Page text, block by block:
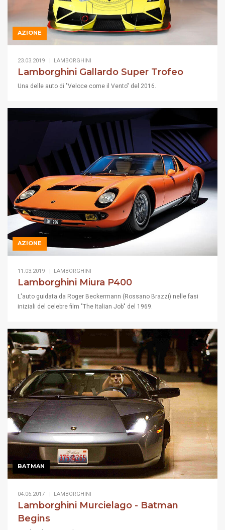
AZIONE
23.03.2019 | LAMBORGHINI
Lamborghini Gallardo Super Trofeo
Una delle auto di "Veloce come il Vento" del 2016.
AZIONE
11.03.2019 | LAMBORGHINI
Lamborghini Miura P400
L'auto guidata da Roger Beckermann (Rossano Brazzi) nelle fasi
iniziali del celebre film "The Italian Job" del 1969.
BATMAN
04.06.2017 | LAMBORGHINI
Lamborghini Murcielago - Batman
Begins